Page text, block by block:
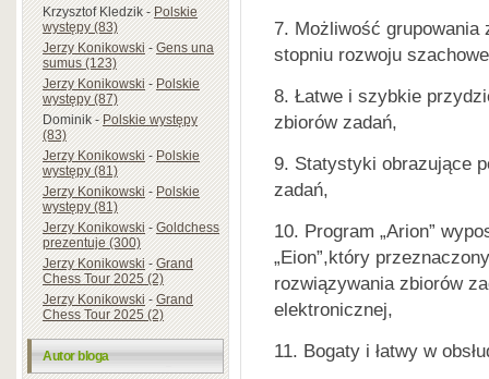
Krzysztof Kledzik-Polskie
występy (83)
Jerzy Konikowski-Gens una
sumus (123)
Jerzy Konikowski-Polskie
występy (87)
Dominik-Polskie występy
(83)
Jerzy Konikowski-Polskie
występy (81)
Jerzy Konikowski-Polskie
występy (81)
Jerzy Konikowski-Goldchess
prezentuje (300)
Jerzy Konikowski-Grand
Chess Tour 2025 (2)
Jerzy Konikowski-Grand
Chess Tour 2025 (2)
Autor bloga
Możliwość grupowania
stopniu rozwoju
Łatwe i szybkie
zbiorów zadań,
Statystyki obrazujące
zadań,
Program „Arion”
„Eion”,który
rozwiązywania zbiorów
elektronicznej,
Bogaty i łatwy w